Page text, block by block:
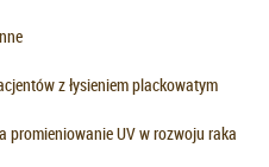
z łysieniem plackowatym
promieniowanie UV w rozwoju raka